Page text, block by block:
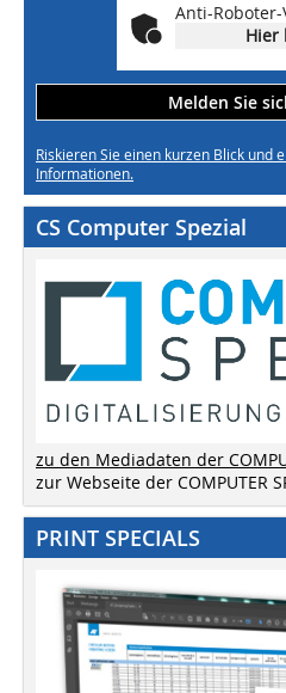
Anti-
Hier
Melden Sie
Riskieren Sie einen kurzen Blick und
Informationen.
CS Computer Spezial
zu den Mediadaten der
zur Webseite der COMPUTER
PRINT SPECIALS